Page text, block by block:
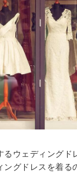
ウェディングド
ングドレスを着る